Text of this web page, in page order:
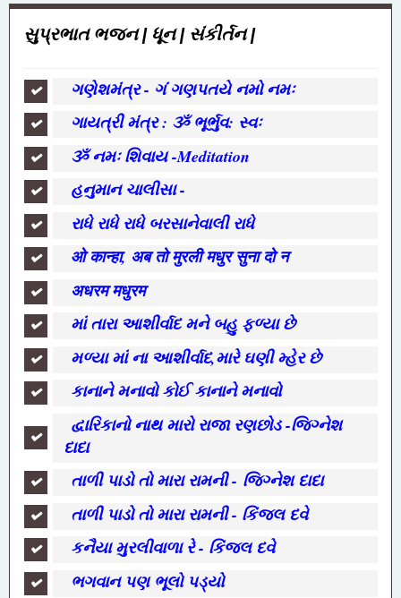
સુપ્રભાત ભજન | ધૂન | સંકીર્તન |
ગણેશમંત્ર - ગં ગણપતયે નમો નમઃ
ગાયત્રી મંત્ર : ૐ ભૂર્ભુવ: સ્વઃ
ૐ નમઃ શિવાય -Meditation
હનુમાન ચાલીસા -
રાધે રાધે રાધે બરસાનેવાલી રાધે
ओ कान्हा, अब तो मुरली मधुर सुना दो न
अधरम मधुरम
માં તારા આશીર્વાદ મને બહુ ફળ્યા છે
મળ્યા માં ના આશીર્વાદ,મારે ઘણી મ્હેર છે
કાનાને મનાવો કોઈ કાનાને મનાવો
દ્વારિકાનો નાથ મારો રાજા રણછોડ -જિગ્નેશ
દાદા
તાળી પાડો તો મારા રામની - જિગ્નેશ દાદા
તાળી પાડો તો મારા રામની - કિંજલ દવે
કનૈયા મુરલીવાળા રે - કિંજલ દવે
ભગવાન પણ ભૂલો પડ્યો